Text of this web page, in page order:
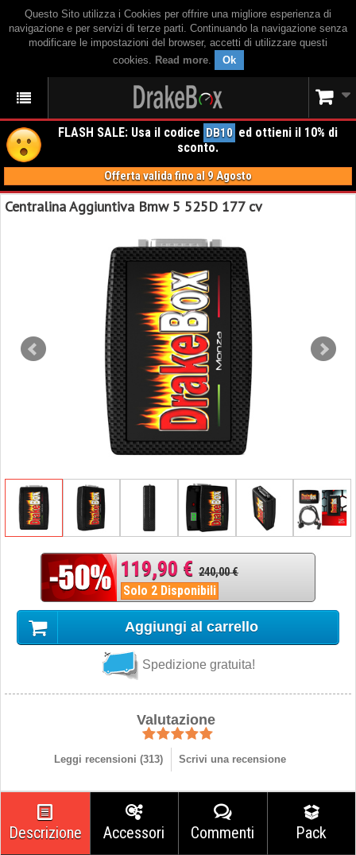
Questo Sito utilizza i Cookies per offrire una migliore esperienza di
navigazione e per servizi di terze parti. Continuando la navigazione senza
modificare le impostazioni del browser, accetti di utilizzare questi
cookies. Read more. Ok
FLASH SALE: Usa il codice DB10 ed ottieni il 10% di
sconto.
Offerta valida fino al 9 Agosto
Centralina Aggiuntiva Bmw 5 525D 177 cv
119,90 € 240,00 €
Solo 2 Disponibili
Aggiungi al carrello
Spedizione gratuita!
Valutazione
Leggi recensioni (313) Scrivi una recensione
Descrizione Accessori Commenti Pack